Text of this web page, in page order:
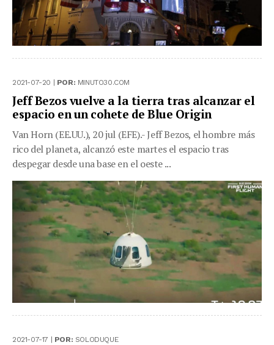
2021-07-20 | POR: MINUTO30.COM
Jeff Bezos vuelve a la tierra tras alcanzar el
espacio en un cohete de Blue Origin
Van Horn (EE.UU.), 20 jul (EFE).- Jeff Bezos, el hombre más
rico del planeta, alcanzó este martes el espacio tras
despegar desde una base en el oeste ...
2021-07-17 | POR: SOLODUQUE